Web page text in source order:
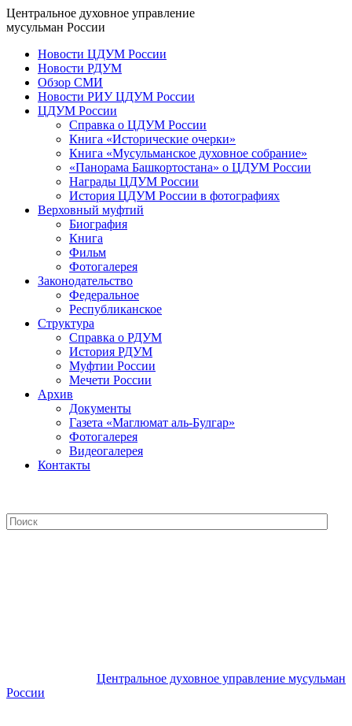
Центральное духовное управление
мусульман России
Новости ЦДУМ России
Новости РДУМ
Обзор СМИ
Новости РИУ ЦДУМ России
ЦДУМ России
Справка о ЦДУМ России
Книга «Исторические очерки»
Книга «Мусульманское духовное собрание»
«Панорама Башкортостана» о ЦДУМ России
Награды ЦДУМ России
История ЦДУМ России в фотографиях
Верховный муфтий
Биография
Книга
Фильм
Фотогалерея
Законодательство
Федеральное
Республиканское
Структура
Справка о РДУМ
История РДУМ
Муфтии России
Мечети России
Архив
Документы
Газета «Маглюмат аль-Булгар»
Фотогалерея
Видеогалерея
Контакты
Центральное духовное управление мусульман
России